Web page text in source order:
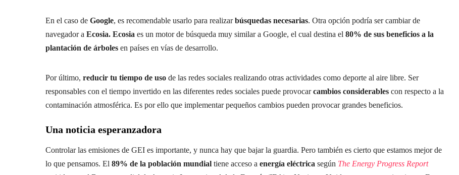
En el caso de Google, es recomendable usarlo para realizarbúsquedas necesarias. Otra opción podría ser cambiar de
navegador a Ecosia. Ecosia es un motor de búsqueda muy similar a Google, el cual destina el 80% de sus beneficios a la
plantación de árboles en países en vías de desarrollo.
Por último, reducir tu tiempo de uso de las redes sociales realizando otras actividades como deporte al aire libre. Ser
responsables con el tiempo invertido en las diferentes redes sociales puede provocarcambios considerables con respecto a la
contaminación atmosférica. Es por ello que implementar pequeños cambios pueden provocar grandes beneficios.
Una noticia esperanzadora
Controlar las emisiones de GEI es importante, y nunca hay que bajar la guardia. Pero también es cierto que estamos mejor de
lo que pensamos. El 89% de la población mundial tiene acceso a energía eléctrica según The Energy Progress Report